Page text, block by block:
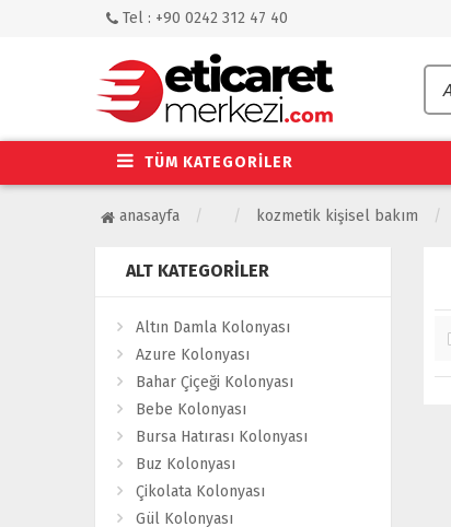
Tel : +90 0242 312 47 40
TÜM KATEGORİLER
anasayfa kozmetik kişisel bakım
ALT KATEGORILER
Altın Damla Kolonyası
Azure Kolonyası
Bahar Çiçeği Kolonyası
Bebe Kolonyası
Bursa Hatırası Kolonyası
Buz Kolonyası
Çikolata Kolonyası
Gül Kolonyası